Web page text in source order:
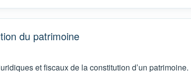
du patrimoine
et fiscaux de la constitution d’un patrimoine.